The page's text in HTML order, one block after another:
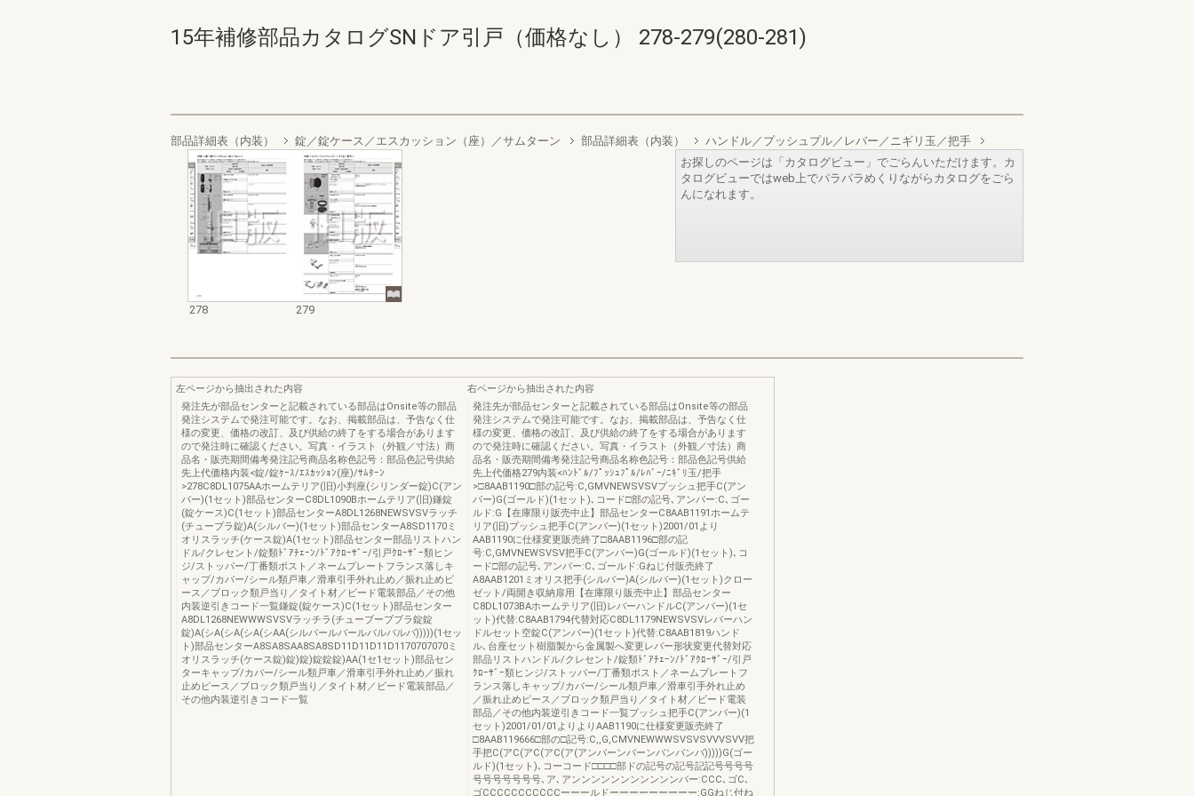
15年補修部品カタログSNドア引戸（価格なし） 278-279(280-281)
部品詳細表（内装） 錠／錠ケース／エスカッション（座）／サムターン 部品詳細表（内装） ハンドル／プッシュプル／レバー／ニギリ玉／把手
278 279
お探しのページは「カタログビュー」でごらんいただけます。カ
タログビューではweb上でパラパラめくりながらカタログをごら
んになれます。
左ページから抽出された内容
発注先が部品センターと記載されている部品はOnsite等の部品
発注システムで発注可能です。なお、掲載部品は、予告なく仕
様の変更、価格の改訂、及び供給の終了をする場合があります
ので発注時に確認ください。写真・イラスト（外観／寸法）商
品名・販売期間備考発注記号商品名称色記号：部品色記号供給
先上代価格内装<錠/錠ｹｰｽ/ｴｽｶｯｼｮﾝ(座)/ｻﾑﾀｰﾝ
>278C8DL1075AAホームテリア(旧)小判座(シリンダー錠)C(アン
バー)(1セット)部品センターC8DL1090Bホームテリア(旧)鎌錠
(錠ケース)C(1セット)部品センターA8DL1268NEWSVSVラッチ
(チューブラ錠)A(シルバー)(1セット)部品センターA8SD1170ミ
オリスラッチ(ケース錠)A(1セット)部品センター部品リストハン
ドル/クレセント/錠類ﾄﾞｱﾁｪｰﾝ/ﾄﾞｱｸﾛｰｻﾞｰ/引戸ｸﾛｰｻﾞｰ類ヒン
ジ/ストッパー/丁番類ポスト／ネームプレートフランス落しキ
ャップ/カバー/シール類戸車／滑車引手外れ止め／振れ止めピ
ース／ブロック類戸当り／タイト材／ビード電装部品／その他
内装逆引きコード一覧鎌錠(錠ケース)C(1セット)部品センター
A8DL1268NEWWWSVSVラッチラ(チューブーブブラ錠錠
錠)A(シA(シA(シA(シAA(シルバールバールバルバルバ)))))(1セッ
ト)部品センターA8SA8SAA8SA8SD11D11D11D1170707070ミ
オリスラッチ(ケース錠)錠)錠)錠錠錠)AA(1セ1セット)部品セン
ターキャップ/カバー/シール類戸車／滑車引手外れ止め／振れ
止めピース／ブロック類戸当り／タイト材／ビード電装部品／
その他内装逆引きコード一覧
右ページから抽出された内容
発注先が部品センターと記載されている部品はOnsite等の部品
発注システムで発注可能です。なお、掲載部品は、予告なく仕
様の変更、価格の改訂、及び供給の終了をする場合があります
ので発注時に確認ください。写真・イラスト（外観／寸法）商
品名・販売期間備考発注記号商品名称色記号：部品色記号供給
先上代価格279内装<ﾊﾝﾄﾞﾙ/ﾌﾟｯｼｭﾌﾟﾙ/ﾚﾊﾞｰ/ﾆｷﾞﾘ玉/把手
>□8AAB1190□部の記号:C,GMVNEWSVSVプッシュ把手C(アン
バー)G(ゴールド)(1セット)､コード□部の記号､アンバー:C､ゴー
ルド:G【在庫限り販売中止】部品センターC8AAB1191ホームテ
リア(旧)プッシュ把手C(アンバー)(1セット)2001/01より
AAB1190に仕様変更販売終了□8AAB1196□部の記
号:C,GMVNEWSVSV把手C(アンバー)G(ゴールド)(1セット)､コ
ード□部の記号､アンバー:C､ゴールド:Gねじ付販売終了
A8AAB1201ミオリス把手(シルバー)A(シルバー)(1セット)クロー
ゼット/両開き収納扉用【在庫限り販売中止】部品センター
C8DL1073BAホームテリア(旧)レバーハンドルC(アンバー)(1セ
ット)代替:C8AAB1794代替対応C8DL1179NEWSVSVレバーハン
ドルセット空錠C(アンバー)(1セット)代替:C8AAB1819ハンド
ル､台座セット樹脂製から金属製へ変更レバー形状変更代替対応
部品リストハンドル/クレセント/錠類ﾄﾞｱﾁｪｰﾝ/ﾄﾞｱｸﾛｰｻﾞｰ/引戸
ｸﾛｰｻﾞｰ類ヒンジ/ストッパー/丁番類ポスト／ネームプレートフ
ランス落しキャップ/カバー/シール類戸車／滑車引手外れ止め
／振れ止めピース／ブロック類戸当り／タイト材／ビード電装
部品／その他内装逆引きコード一覧プッシュ把手C(アンバー)(1
セット)2001/01/01よりよりAAB1190に仕様変更販売終了
□8AAB119666□部の□記号:C,,G,CMVNEWWWSVSVSVVVSVV把
手把C(アC(アC(アC(ア(アンバーンバーンバンバンバ)))))G(ゴー
ルド)(1セット)､コーコード□□□□部ドの記号の記号記記号号号号
号号号号号号号､ア､アンンンンンンンンンンンバー:CCC､ゴC､
ゴCCCCCCCCCCCーーールドーーーーーーーーー:GGねじ付ね